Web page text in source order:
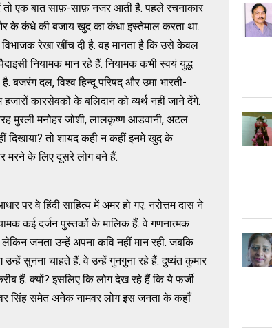
एक बात साफ़-साफ़ नजर आती है. पहले रचनाकार
के कंधे की बजाय खुद का कंधा इस्तेमाल करता था.
रेखा खींच दी है. वह मानता है कि उसे केवल
नियामक मान रहे हैं. नियामक कभी स्वयं युद्ध
बजरंग दल, विश्व हिन्दू परिषद् और उमा भारती-
कारसेवकों के बलिदान को व्यर्थ नहीं जाने देंगे.
मुरली मनोहर जोशी, लालकृष्ण आडवानी, अटल
दिखाया? तो शायद कही न कहीं इनमे खुद के
मरने के लिए दूसरे लोग बने हैं.
पर वे हिंदी साहित्य में अमर हो गए. नरोत्तम दास ने
कई दर्जन पुस्तकों के मालिक हैं. वे गणनात्मक
जनता उन्हें अपना कवि नहीं मान रही. जबकि
सुनना चाहते हैं. वे उन्हें गुनगुना रहे हैं. दुष्यंत कुमार
हैं. क्यों? इसलिए कि लोग देख रहे हैं कि ये फर्जी
सिंह समेत अनेक नामवर लोग इस जनता के कहाँ